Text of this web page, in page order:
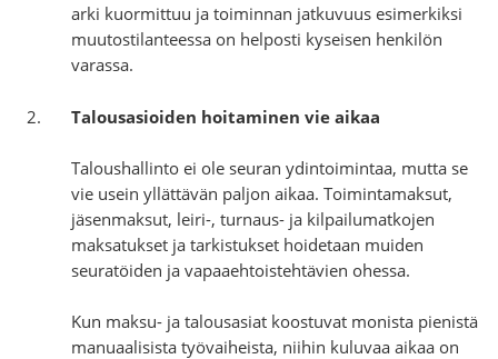
arki kuormittuu ja toiminnan jatkuvuus esimerkiksi
muutostilanteessa on helposti kyseisen henkilön
varassa.
Talousasioiden hoitaminen vie aikaa
Taloushallinto ei ole seuran ydintoimintaa, mutta se
vie usein yllättävän paljon aikaa. Toimintamaksut,
jäsenmaksut, leiri-, turnaus- ja kilpailumatkojen
maksatukset ja tarkistukset hoidetaan muiden
seuratöiden ja vapaaehtoistehtävien ohessa.
Kun maksu- ja talousasiat koostuvat monista pienistä
manuaalisista työvaiheista, niihin kuluvaa aikaa on